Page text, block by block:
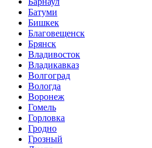
Батуми
Бишкек
Благовещенск
Брянск
Владивосток
Владикавказ
Волгоград
Вологда
Воронеж
Гомель
Горловка
Гродно
Грозный